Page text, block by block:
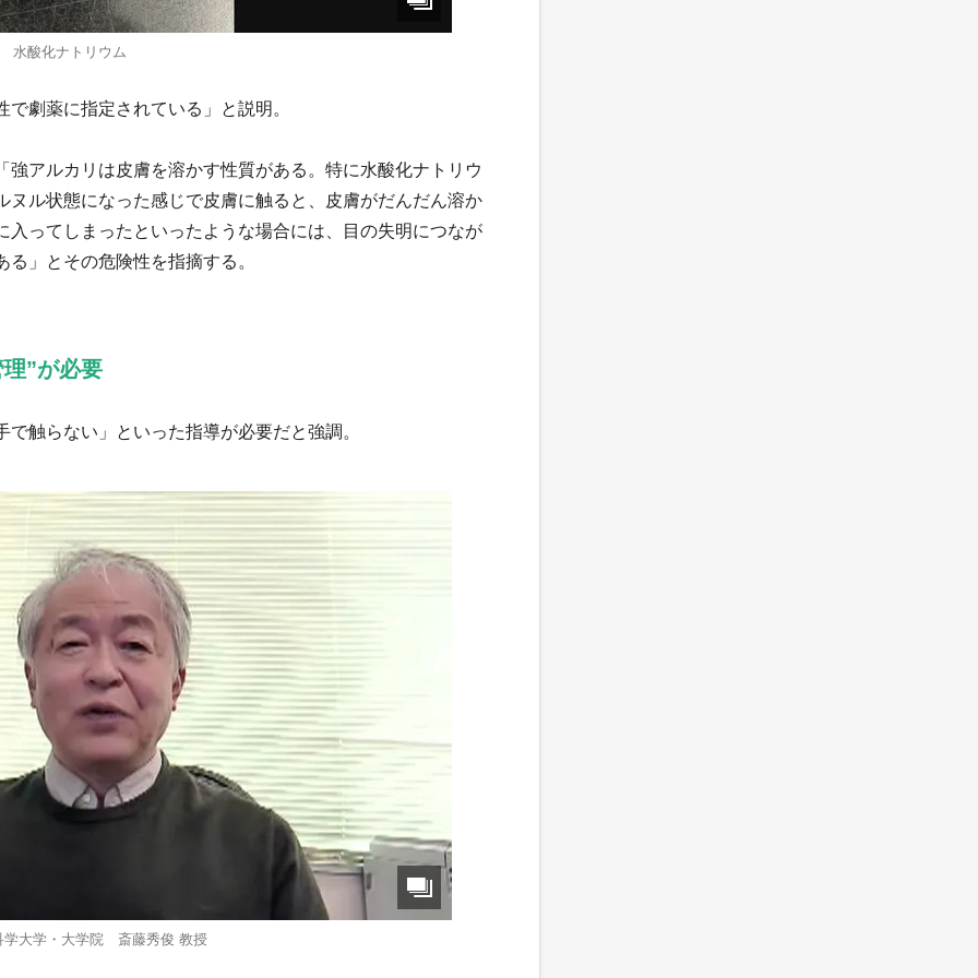
水酸化ナトリウム
劇薬に指定されている」と説明。
アルカリは皮膚を溶かす性質がある。特に水酸化ナトリウ
ル状態になった感じで皮膚に触ると、皮膚がだんだん溶か
ってしまったといったような場合には、目の失明につなが
」とその危険性を指摘する。
”が必要
触らない」といった指導が必要だと強調。
学大学・大学院 斎藤秀俊 教授